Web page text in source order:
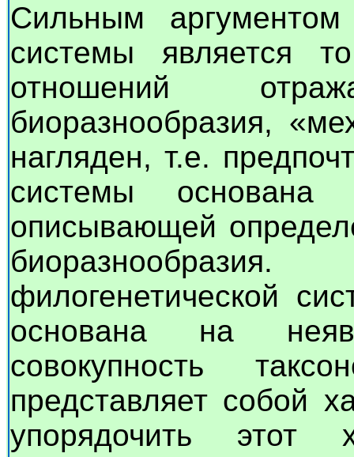
Сильным аргументом
системы является
отношений
биоразнообразия,
нагляден, т.е.
системы основана
описывающей
филогенетической
основана на
совокупность
представляет собой
упорядочить